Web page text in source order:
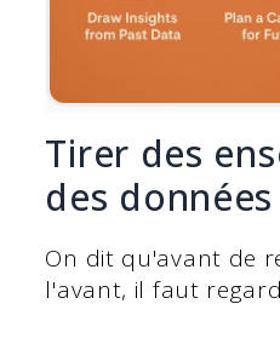
Tirer des
des
On dit qu'avant de
l'avant, il faut